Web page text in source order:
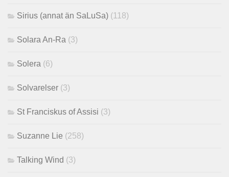
Sirius (annat än SaLuSa) (118)
Solara An-Ra (3)
Solera (6)
Solvarelser (3)
St Franciskus of Assisi (3)
Suzanne Lie (258)
Talking Wind (3)